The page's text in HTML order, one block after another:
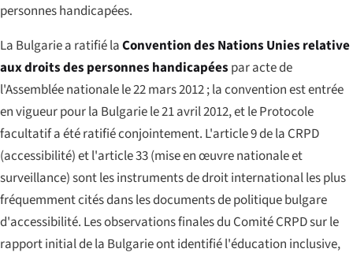
personnes handicapées.
La Bulgarie a ratifié laConvention des Nations Unies relative
aux droits des personnes handicapées par acte de
l'Assemblée nationale le 22 mars 2012 ; la convention est entrée
en vigueur pour la Bulgarie le 21 avril 2012, et le Protocole
facultatif a été ratifié conjointement. L'article 9 de la CRPD
(accessibilité) et l'article 33 (mise en œuvre nationale et
surveillance) sont les instruments de droit international les plus
fréquemment cités dans les documents de politique bulgare
d'accessibilité. Les observations finales du Comité CRPD sur le
rapport initial de la Bulgarie ont identifié l'éducation inclusive,